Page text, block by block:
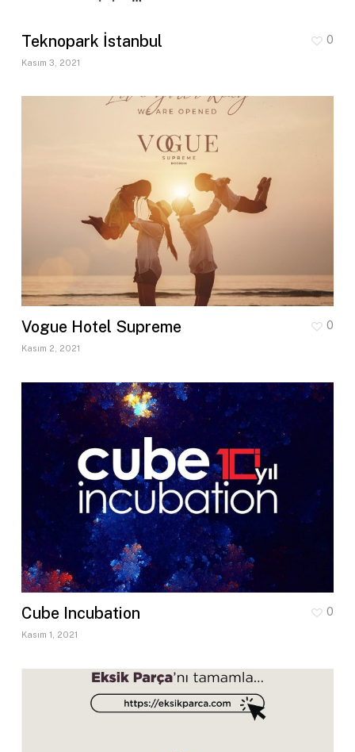
Teknopark İstanbul
Kasım 3, 2021
0
Vogue Hotel Supreme
Kasım 2, 2021
0
Cube Incubation
Kasım 1, 2021
0